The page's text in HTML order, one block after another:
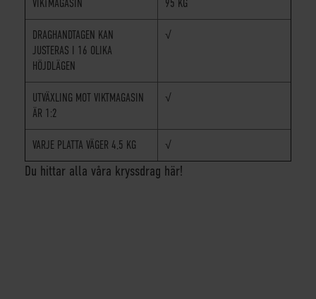
VIKTMAGASIN 95 KG
DRAGHANDTAGEN KAN
JUSTERAS I 16 OLIKA
HÖJDLÄGEN
√
UTVÄXLING MOT VIKTMAGASIN
ÄR 1:2
√
VARJE PLATTA VÄGER 4,5 KG √
Du hittar alla våra kryssdrag här!